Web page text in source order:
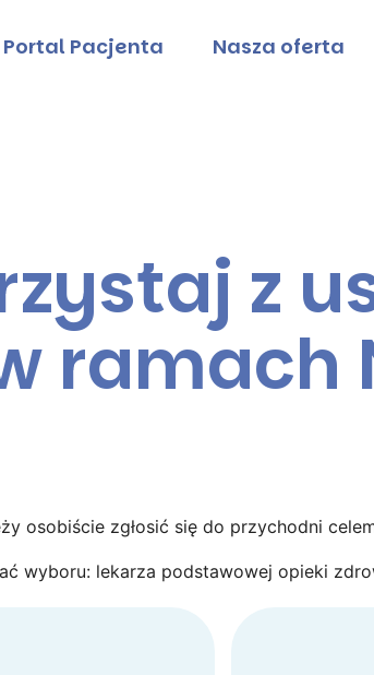
Portal Pacjenta Nasza oferta
z
ramach
osobiście zgłosić się do przychodni
wyboru: lekarza podstawowej opieki